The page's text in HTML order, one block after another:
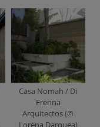
Casa Nomah / Di
Frenna
Arquitectos (©
Lorena Darquea)